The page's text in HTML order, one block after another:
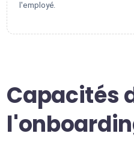
l'employé.
Capacités